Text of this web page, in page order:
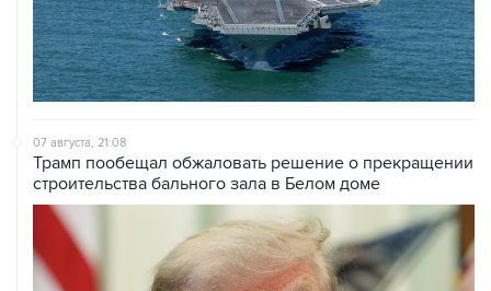
07 августа, 21:08
Трамп пообещал обжаловать решение о прекращении
строительства бального зала в Белом доме